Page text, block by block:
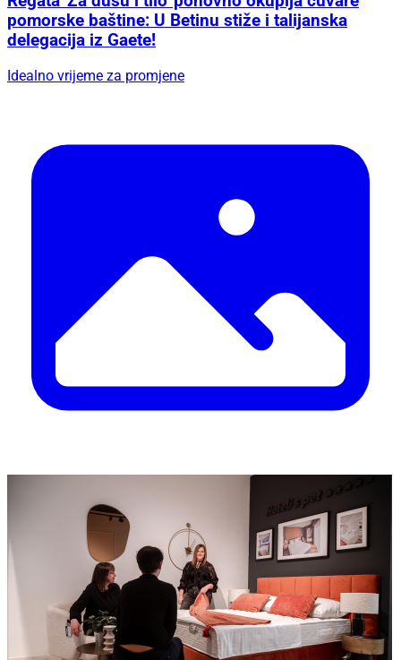
pomorske baštine: U Betinu stiže i talijanska
delegacija iz Gaete!
Idealno vrijeme za promjene